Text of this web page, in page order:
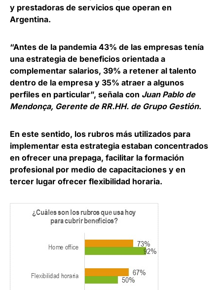
y prestadoras de servicios que operan en
Argentina.
“Antes de la pandemia 43% de las empresas tenía
una estrategia de beneficios orientada a
complementar salarios, 39% a retener al talento
dentro de la empresa y 35% atraer a algunos
perfiles en particular”, señala con Juan Pablo de
Mendonça, Gerente de RR.HH. de Grupo Gestión.
En este sentido, los rubros más utilizados para
implementar esta estrategia estaban concentrados
en ofrecer una prepaga, facilitar la formación
profesional por medio de capacitaciones y en
tercer lugar ofrecer flexibilidad horaria.